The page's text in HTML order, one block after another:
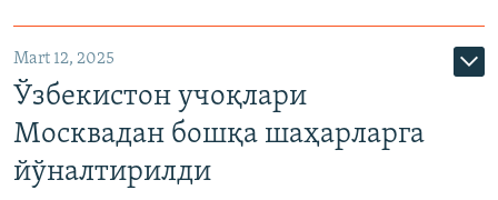
Mart 12, 2025
Ўзбекистон учоқлари
Москвадан бошқа шаҳарларга
йўналтирилди